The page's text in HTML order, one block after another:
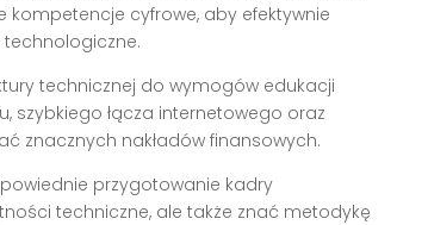
cyfrowe, aby efektywnie
technicznej do wymogów edukacji
szybkiego łącza internetowego oraz
znacznych nakładów finansowych.
przygotowanie kadry
techniczne, ale także znać metodykę